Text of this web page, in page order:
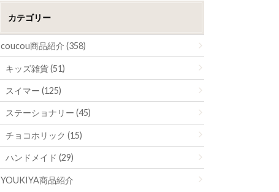
カテゴリー
coucou商品紹介 (358)
キッズ雑貨 (51)
スイマー (125)
ステーショナリー (45)
チョコホリック (15)
ハンドメイド (29)
YOUKIYA商品紹介